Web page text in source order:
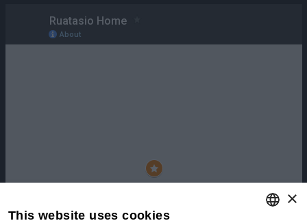
×
This website uses cookies